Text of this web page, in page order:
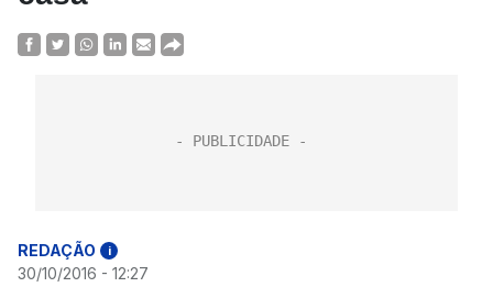
REDAÇÃO i
30/10/2016 - 12:27